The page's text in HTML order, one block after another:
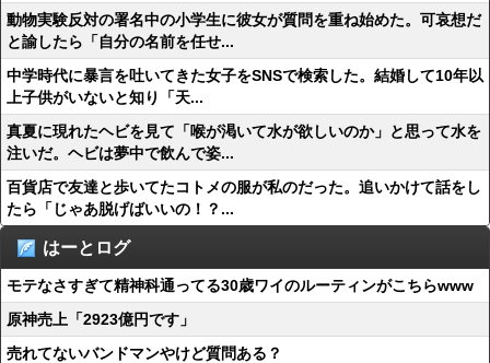
動物実験反対の署名中の小学生に彼女が質問を重ね始めた。可哀想だ
と諭したら「自分の名前を任せ...
中学時代に暴言を吐いてきた女子をSNSで検索した。結婚して10年以
上子供がいないと知り「天...
真夏に現れたヘビを見て「喉が渇いて水が欲しいのか」と思って水を
注いだ。ヘビは夢中で飲んで姿...
百貨店で友達と歩いてたコトメの服が私のだった。追いかけて話をし
たら「じゃあ脱げばいいの！？...
はーとログ
モテなさすぎて精神科通ってる30歳ワイのルーティンがこちらwww
原神売上「2923億円です」
売れてないバンドマンやけど質問ある？